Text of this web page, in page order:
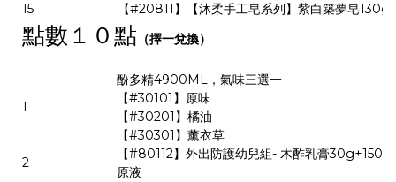
15
【#20811】【沐柔手工皂系列】紫白築夢皂130g
點數１０點 （擇一兌換）
1
酚多精4900ML，氣味三選一
【#30101】原味
【#30201】橘油
【#30301】薰衣草
2
【#80112】外出防護幼兒組- 木酢乳膏
原液